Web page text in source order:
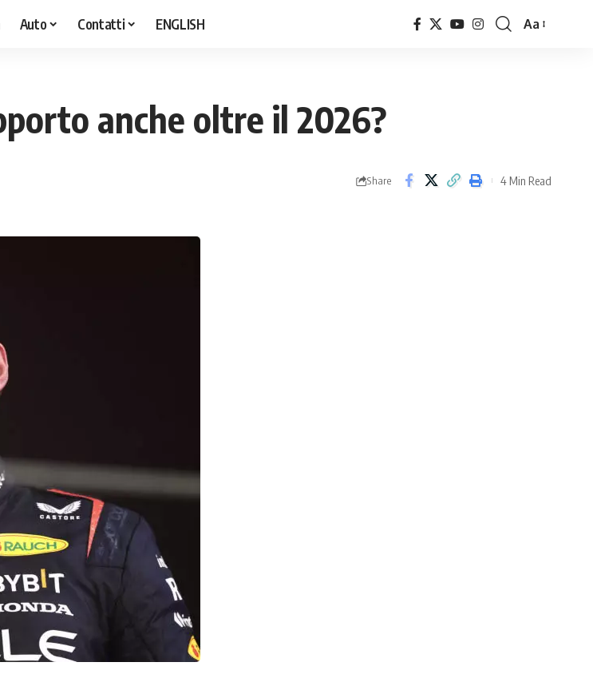
Auto Contatti ENGLISH
Font
Aa
anche oltre il 2026?
Share 4 Min Read